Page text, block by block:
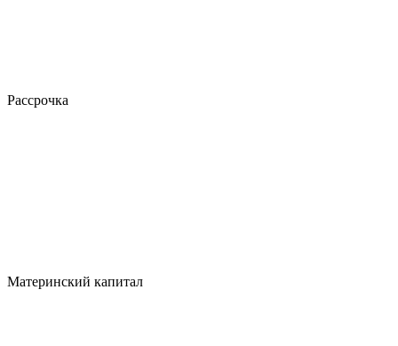
Рассрочка
Материнский капитал